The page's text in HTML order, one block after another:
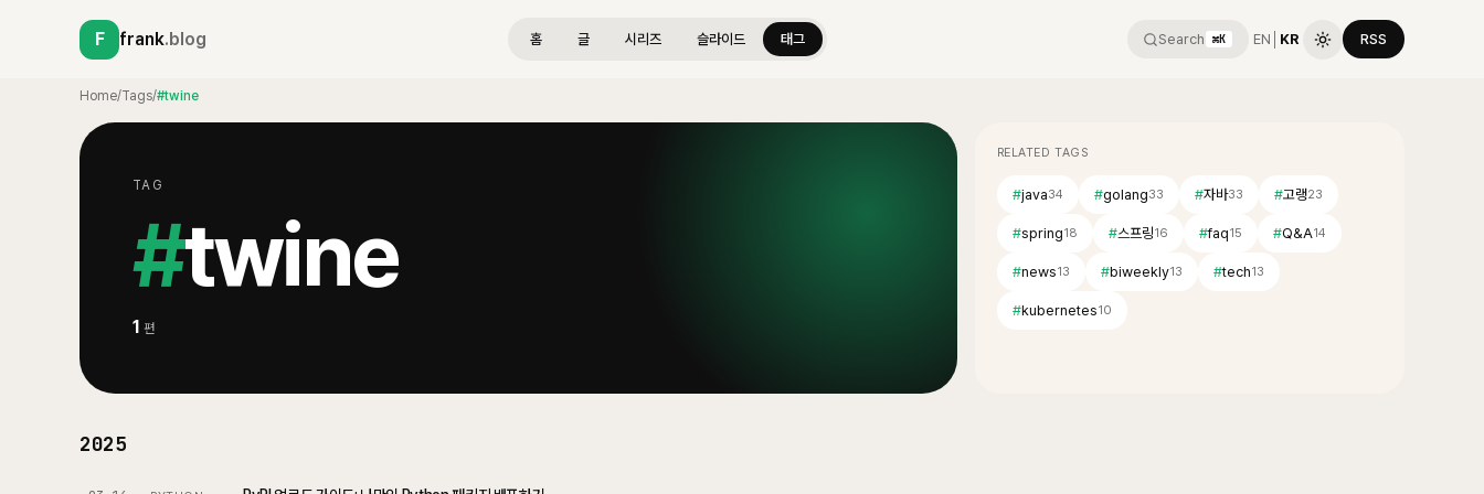
F frank.blog 홈 글 시리즈 슬라이드 태그 Search ⌘K EN KR RSS
Home/Tags/#twine
TAG
#twine
1 편
RELATED TAGS
#java34 #golang33 #자바33 #고랭23
#spring18 #스프링16 #faq15 #Q&A14
#news13 #biweekly13 #tech13
#kubernetes10
2025